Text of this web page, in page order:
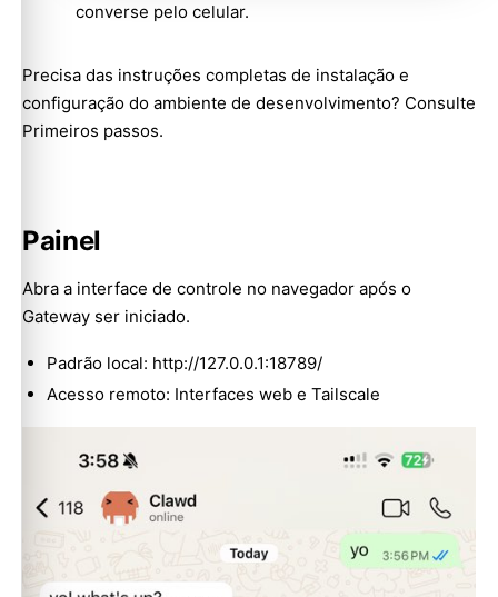
converse pelo celular.
Precisa das instruções completas de instalação e
configuração do ambiente de desenvolvimento? Consulte
Primeiros passos.
Painel
Abra a interface de controle no navegador após o
Gateway ser iniciado.
Padrão local: http://127.0.0.1:18789/
Acesso remoto: Interfaces webe Tailscale